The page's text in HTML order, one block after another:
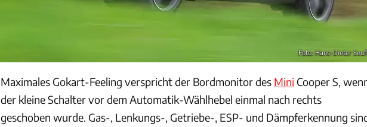
Foto: Hans-Dieter
Maximales Gokart-Feeling verspricht der Bordmonitor des Mini Cooper S,
der kleine Schalter vor dem Automatik-Wählhebel einmal nach rechts
geschoben wurde. Gas-, Lenkungs-, Getriebe-, ESP- und Dämpferkennung